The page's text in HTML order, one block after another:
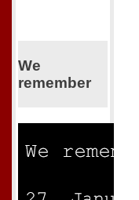
We
remember